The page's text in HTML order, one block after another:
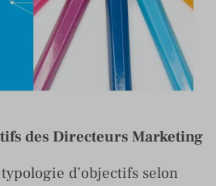
des Directeurs Marketing
d’objectifs selon